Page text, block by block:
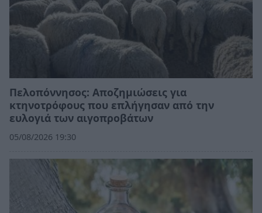
Πελοπόννησος: Αποζημιώσεις για
κτηνοτρόφους που επλήγησαν από την
ευλογιά των αιγοπροβάτων
05/08/2026 19:30